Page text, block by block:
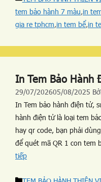
tem bảo hành 7 màu,in
gia re tphcm,in tem bể,in
In Tem Bảo Hành
29/07/202605/08/2025
In Tem bảo hành điện tử,
hành điện tử là loại tem
hay qr code, bạn phải
để quét mã QR 1 con tem
tiếp